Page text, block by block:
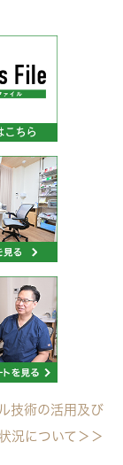
技術の活用及び
況について＞＞